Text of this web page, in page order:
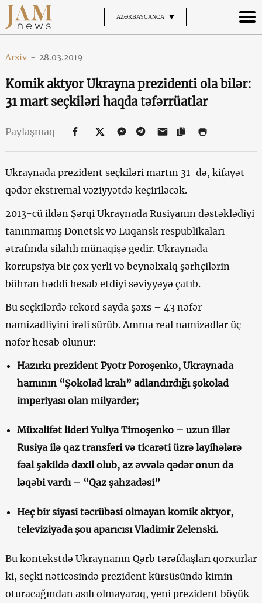
AZƏRBAYCANCA
Arxiv - 28.03.2019
Komik aktyor Ukrayna prezidenti ola bilər:
31 mart seçkiləri haqda təfərrüatlar
Paylaşmaq
Ukraynada prezident seçkiləri martın 31-də, kifayət
qədər ekstremal vəziyyətdə keçiriləcək.
2013-cü ildən Şərqi Ukraynada Rusiyanın dəstəklədiyi
tanınmamış Donetsk və Luqansk respublikaları
ətrafında silahlı münaqişə gedir. Ukraynada
korrupsiya bir çox yerli və beynəlxalq şərhçilərin
böhran həddi hesab etdiyi səviyyəyə çatıb.
Bu seçkilərdə rekord sayda şəxs – 43 nəfər
namizədliyini irəli sürüb. Amma real namizədlər üç
nəfər hesab olunur:
Hazırkı prezident Pyotr Poroşenko, Ukraynada
hamının “Şokolad kralı” adlandırdığı şokolad
imperiyası olan milyarder;
Müxalifət lideri Yuliya Timoşenko – uzun illər
Rusiya ilə qaz transferi və ticarəti üzrə layihələrə
fəal şəkildə daxil olub, az əvvələ qədər onun da
ləqəbi vardı – “Qaz şahzadəsi”
Heç bir siyasi təcrübəsi olmayan komik aktyor,
televiziyada şou aparıcısı Vladimir Zelenski.
Bu kontekstdə Ukraynanın Qərb tərəfdaşları qorxurlar
ki, seçki nəticəsində prezident kürsüsündə kimin
oturacağından asılı olmayaraq, yeni prezident böyük